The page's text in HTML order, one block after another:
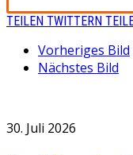
TEILEN TWITTERN
Vorheriges Bild
Nächstes Bild
30. Juli 2026